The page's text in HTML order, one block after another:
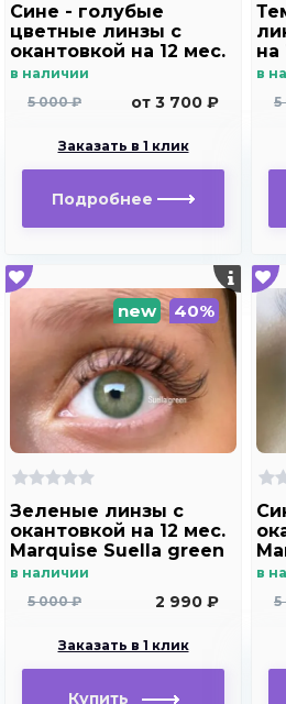
Сине - голубые
цветные линзы c
окантовкой на 12 мес.
Marquise Manuel blue
в наличии
5 000 ₽
от 3 700 ₽
Заказать в 1 клик
Подробнее
на
в
5
new 40%
Зеленые линзы c
окантовкой на 12 мес.
Marquise Suella green
для светлых глаз
в наличии
5 000 ₽
2 990 ₽
Заказать в 1 клик
в
5